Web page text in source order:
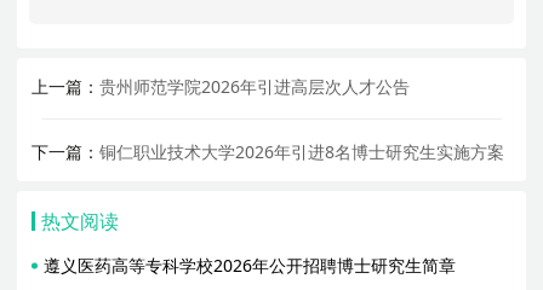
上一篇：贵州师范学院2026年引进高层次人才公告
下一篇：铜仁职业技术大学2026年引进8名博士研究生实施方案
热文阅读
遵义医药高等专科学校2026年公开招聘博士研究生简章